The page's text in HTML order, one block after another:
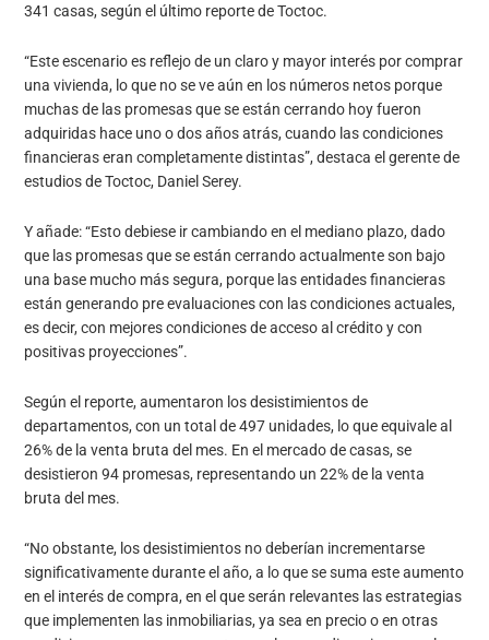
341 casas, según el último reporte de Toctoc.
“Este escenario es reflejo de un claro y mayor interés por comprar
una vivienda, lo que no se ve aún en los números netos porque
muchas de las promesas que se están cerrando hoy fueron
adquiridas hace uno o dos años atrás, cuando las condiciones
financieras eran completamente distintas”, destaca el gerente de
estudios de Toctoc, Daniel Serey.
Y añade: “Esto debiese ir cambiando en el mediano plazo, dado
que las promesas que se están cerrando actualmente son bajo
una base mucho más segura, porque las entidades financieras
están generando pre evaluaciones con las condiciones actuales,
es decir, con mejores condiciones de acceso al crédito y con
positivas proyecciones”.
Según el reporte, aumentaron los desistimientos de
departamentos, con un total de 497 unidades, lo que equivale al
26% de la venta bruta del mes. En el mercado de casas, se
desistieron 94 promesas, representando un 22% de la venta
bruta del mes.
“No obstante, los desistimientos no deberían incrementarse
significativamente durante el año, a lo que se suma este aumento
en el interés de compra, en el que serán relevantes las estrategias
que implementen las inmobiliarias, ya sea en precio o en otras